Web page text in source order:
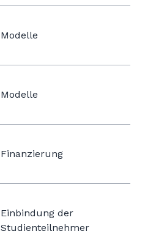
Modelle
Modelle
Finanzierung
Einbindung der
Studienteilnehmer